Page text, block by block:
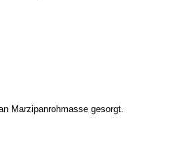
Marzipanrohmasse gesorgt.